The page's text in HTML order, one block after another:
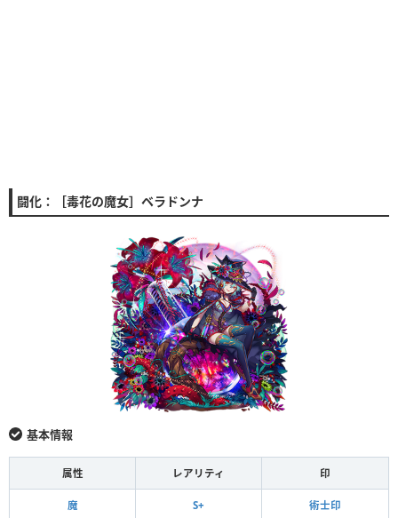
闘化：［毒花の魔女］ベラドンナ
基本情報
属性 レアリティ 印
魔 S+ 術士印